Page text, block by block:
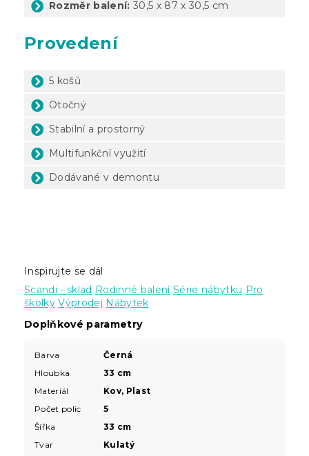
Rozměr balení: 30,5 x 87 x 30,5 cm
Provedení
5 košů
Otočný
Stabilní a prostorný
Multifunkční využití
Dodávané v demontu
Inspirujte se dál
Scandi - sklad Rodinné balení Série nábytku Pro
školky Výprodej Nábytek
Doplňkové parametry
Barva
Černá
Hloubka
33 cm
Materiál
Kov, Plast
Počet polic
5
Šířka
33 cm
Tvar
Kulatý